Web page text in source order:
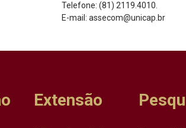
Telefone: (81) 2119.4010.
E-mail: assecom@unicap.br
Extensão